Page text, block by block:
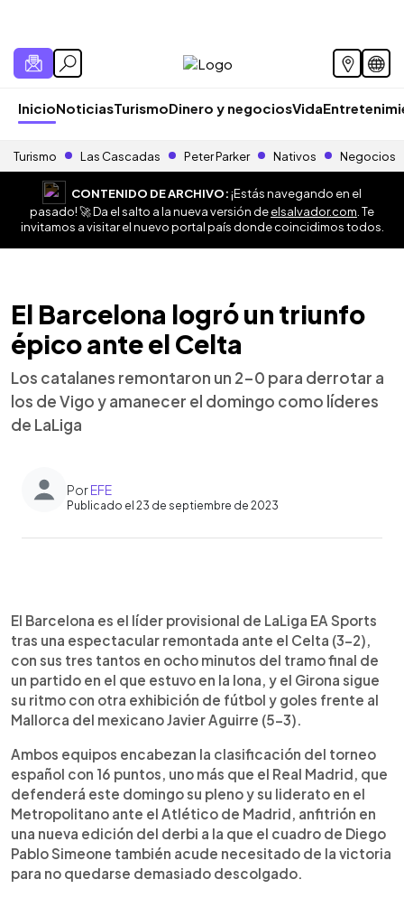
InicioNoticiasTurismoDinero y negociosVida
Turismo Las Cascadas Peter Parker Nativos Negocios
CONTENIDO DE ARCHIVO:¡Estás navegando en el
pasado! 🚀 Da el salto a la nueva versión deelsalvador.com . Te
invitamos a visitar el nuevo portal país donde coincidimos todos.
El Barcelona logró un triunfo
épico ante el Celta
Los catalanes remontaron un 2-0 para derrotar a
los de Vigo y amanecer el domingo como líderes
de LaLiga
PorEFE
Publicado el 23 de septiembre de 2023
► Escuchar artículo
El Barcelona es el líder provisional de LaLiga EA Sports
tras una espectacular remontada ante el Celta (3-2),
con sus tres tantos en ocho minutos del tramo final de
un partido en el que estuvo en la lona, y el Girona sigue
su ritmo con otra exhibición de fútbol y goles frente al
Mallorca del mexicano Javier Aguirre (5-3).
Ambos equipos encabezan la clasificación del torneo
español con 16 puntos, uno más que el Real Madrid, que
defenderá este domingo su pleno y su liderato en el
Metropolitano ante el Atlético de Madrid, anfitrión en
una nueva edición del derbi a la que el cuadro de Diego
Pablo Simeone también acude necesitado de la victoria
para no quedarse demasiado descolgado.